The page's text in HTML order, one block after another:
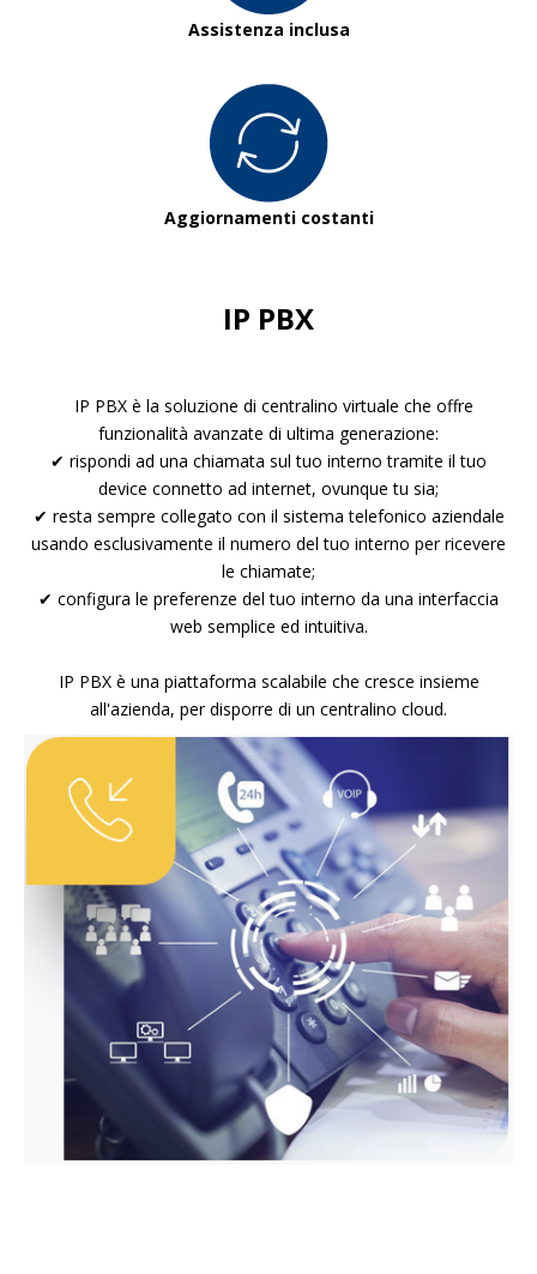
Assistenza inclusa
Aggiornamenti costanti
IP PBX
IP PBX è la soluzione di centralino virtuale che offre
funzionalità avanzate di ultima generazione:
✔ rispondi ad una chiamata sul tuo interno tramite il tuo
device connetto ad internet, ovunque tu sia;
✔ resta sempre collegato con il sistema telefonico aziendale
usando esclusivamente il numero del tuo interno per ricevere
le chiamate;
✔ configura le preferenze del tuo interno da una interfaccia
web semplice ed intuitiva.
IP PBX è una piattaforma scalabile che cresce insieme
all'azienda, per disporre di un centralino cloud.